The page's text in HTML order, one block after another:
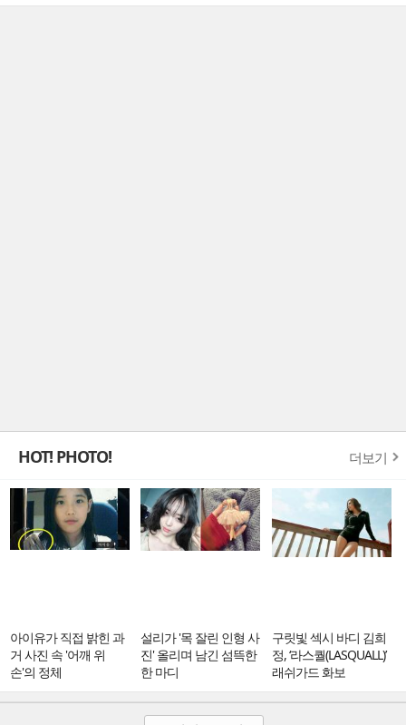
HOT! PHOTO! 더보기
아이유가 직접 밝힌 과
거 사진 속 '어깨 위
손'의 정체
설리가 '목 잘린 인형 사
진' 올리며 남긴 섬뜩한
한 마디
구릿빛 섹시 바디 김희
정, ‘라스퀄(LASQUALL)’
래쉬가드 화보